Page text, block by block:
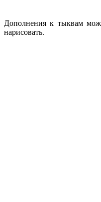
Дополнения к тыквам
нарисовать.